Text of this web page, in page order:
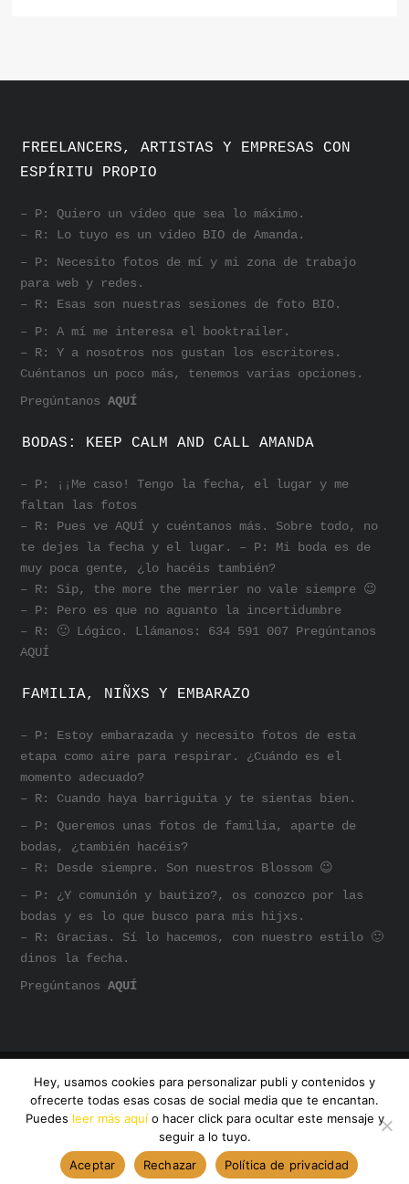
FREELANCERS, ARTISTAS Y EMPRESAS CON
ESPÍRITU PROPIO
– P: Quiero un vídeo que sea lo máximo.
– R: Lo tuyo es un vídeo BIO de Amanda.
– P: Necesito fotos de mí y mi zona de trabajo
para web y redes.
– R: Esas son nuestras sesiones de foto BIO.
– P: A mí me interesa el booktrailer.
– R: Y a nosotros nos gustan los escritores.
Cuéntanos un poco más, tenemos varias opciones.
PregúntanosAQUÍ
BODAS: KEEP CALM AND CALL AMANDA
– P: ¡¡Me caso! Tengo la fecha, el lugar y me
faltan las fotos
– R: Pues ve AQUÍ y cuéntanos más. Sobre todo, no
te dejes la fecha y el lugar. – P: Mi boda es de
muy poca gente, ¿lo hacéis también?
– R: Sip, the more the merrier no vale siempre 😉
– P: Pero es que no aguanto la incertidumbre
– R: 🙂 Lógico. Llámanos: 634 591 007 Pregúntanos
AQUÍ
FAMILIA, NIÑXS Y EMBARAZO
– P: Estoy embarazada y necesito fotos de esta
etapa como aire para respirar. ¿Cuándo es el
momento adecuado?
– R: Cuando haya barriguita y te sientas bien.
– P: Queremos unas fotos de familia, aparte de
bodas, ¿también hacéis?
– R: Desde siempre. Son nuestros Blossom 😉
– P: ¿Y comunión y bautizo?, os conozco por las
bodas y es lo que busco para mis hijxs.
– R: Gracias. Sí lo hacemos, con nuestro estilo 🙂
dinos la fecha.
PregúntanosAQUÍ
@AMANDA DREAMHUNTER
INSTAGRAM SOMOS AMANDA
Hey, usamos cookies para personalizar publi y contenidos y
ofrecerte todas esas cosas de social media que te encantan.
Puedes leer más aquío hacer click para ocultar este mensaje y
seguir a lo tuyo.
Aceptar
Rechazar Política de privacidad